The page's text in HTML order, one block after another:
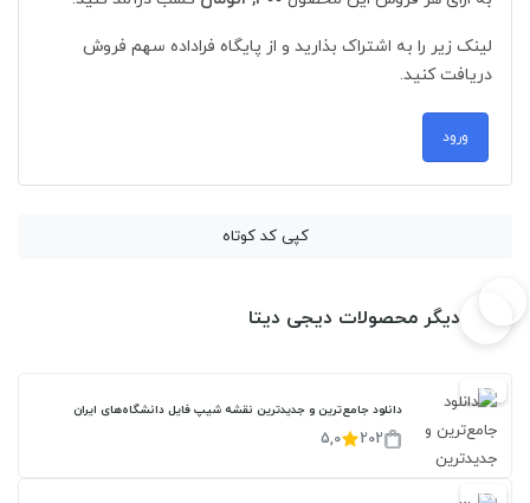
لینک زیر را به اشتراک بذارید و از پایگاه فراداده سهم فروش
دریافت کنید.
ورود
کپی کد کوتاه
دیگر محصولات دیجی دیتا
20%
دانلود جامع‌ترین و جدیدترین نقشه شیپ فایل دانشگاه‌های ایران
202
5,0
20%